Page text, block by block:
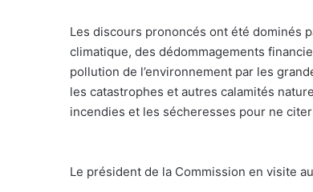
Les discours prononcés ont été dominés
climatique, des dédommagements
pollution de l’environnement par les
les catastrophes et autres calamités
incendies et les sécheresses pour ne
Le président de la Commission en visite